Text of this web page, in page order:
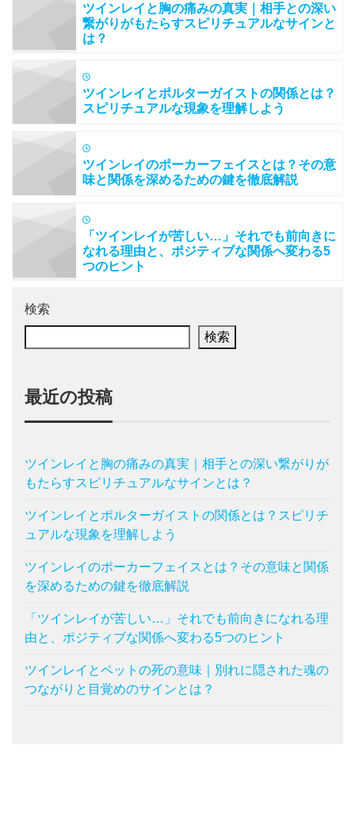
ツインレイと胸の痛みの真実｜相手との深い
繋がりがもたらすスピリチュアルなサインと
は？
ツインレイとポルターガイストの関係とは？
スピリチュアルな現象を理解しよう
ツインレイのポーカーフェイスとは？その意
味と関係を深めるための鍵を徹底解説
「ツインレイが苦しい…」それでも前向きに
なれる理由と、ポジティブな関係へ変わる5
つのヒント
検索
検索
最近の投稿
ツインレイと胸の痛みの真実｜相手との深い繋がりが
もたらすスピリチュアルなサインとは？
ツインレイとポルターガイストの関係とは？スピリチ
ュアルな現象を理解しよう
ツインレイのポーカーフェイスとは？その意味と関係
を深めるための鍵を徹底解説
「ツインレイが苦しい…」それでも前向きになれる理
由と、ポジティブな関係へ変わる5つのヒント
ツインレイとペットの死の意味｜別れに隠された魂の
つながりと目覚めのサインとは？